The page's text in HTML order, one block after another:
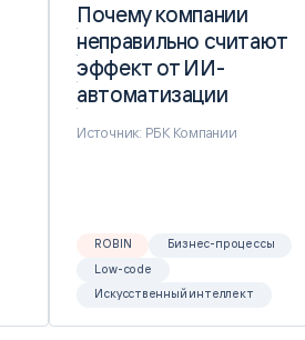
Почему компании
неправильно считают
эффект от ИИ-
автоматизации
Почему компании
неправильно считают
эффект от ИИ-
автоматизации
Источник: РБК Компании
ROBIN
Бизнес-процессы
Low-code
Искусственный интеллект